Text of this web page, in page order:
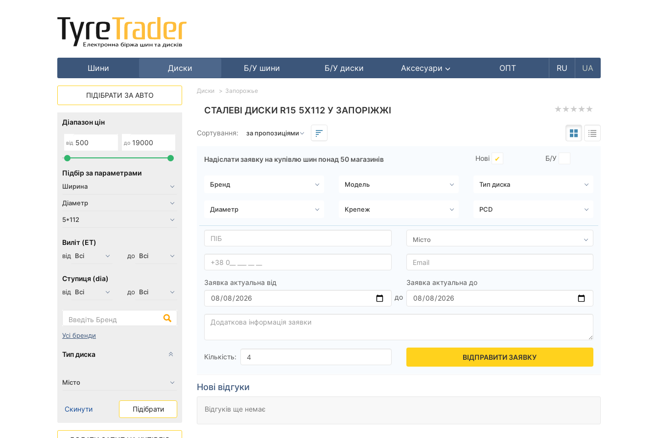
Шини Диски Б/У шини Б/У диски Аксесуари ОПТ RU UA
СТАЛЕВІ ДИСКИ R15 5X112 У ЗАПОРІЖЖІ
Сортування:
Надіслати заявку на купівлю шин понад 50 магазинів Нові Б/У
Заявка актуальна від Заявка актуальна до
Кількість: ВІДПРАВИТИ ЗАЯВКУ
Нові відгуки
Відгуків ще немає
Диски Запорожье
ПІДІБРАТИ ЗА АВТО
Діапазон цін
від до
Підбір за параметрами
Виліт (ET)
від до
Ступиця (dia)
від до
Усі бренди
Тип диска
Скинути Підібрати